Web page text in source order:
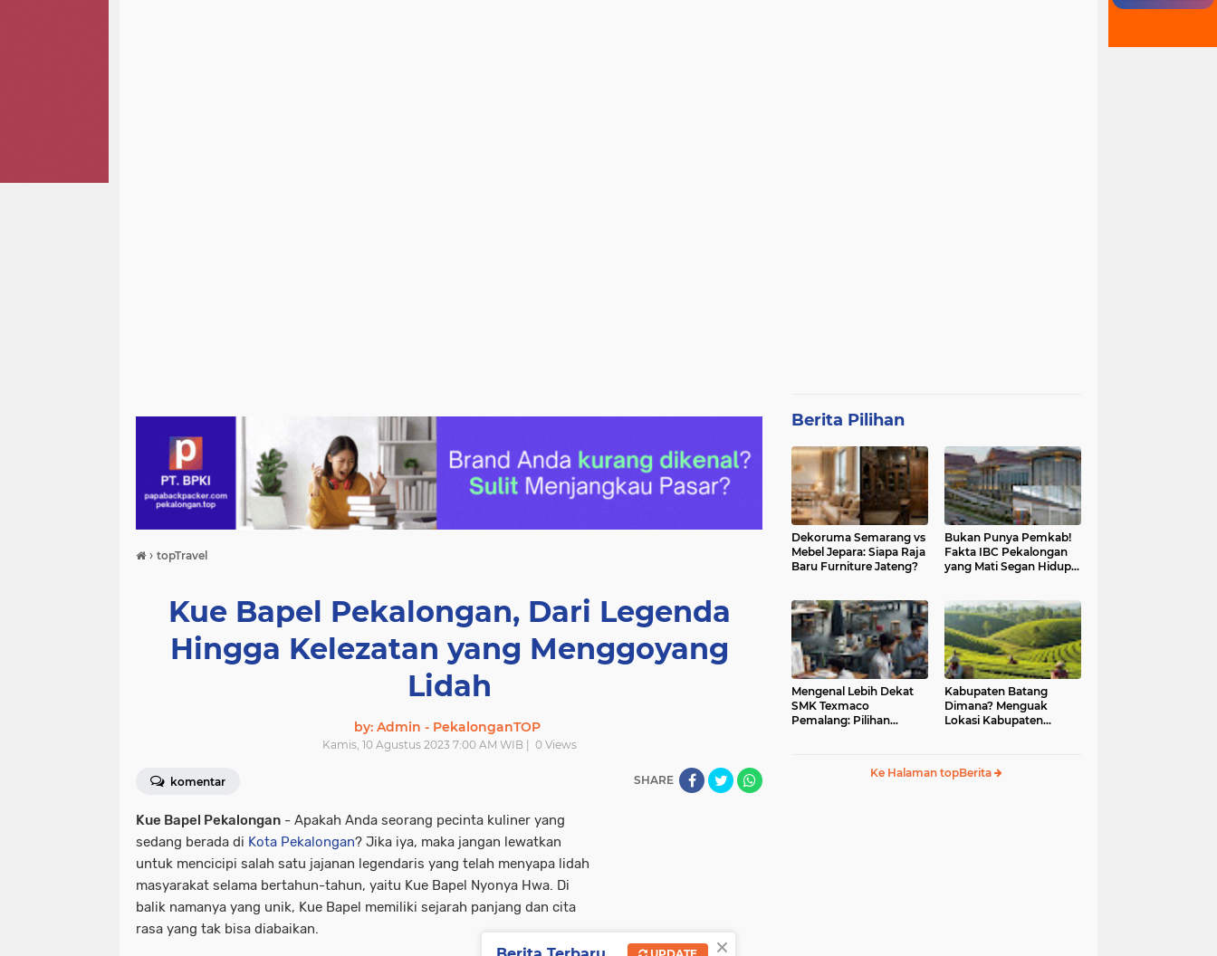
› topTravel
Kue Bapel Pekalongan, Dari Legenda
Hingga Kelezatan yang Menggoyang
Lidah
by: Admin - PekalonganTOP
Kamis, 10 Agustus 2023 7:00 AM WIB | 0Views
komentar SHARE
Kue Bapel Pekalongan - Apakah Anda seorang pecinta kuliner yang
sedang berada di Kota Pekalongan? Jika iya, maka jangan lewatkan
untuk mencicipi salah satu jajanan legendaris yang telah menyapa lidah
masyarakat selama bertahun-tahun, yaitu Kue Bapel Nyonya Hwa. Di
balik namanya yang unik, Kue Bapel memiliki sejarah panjang dan cita
rasa yang tak bisa diabaikan.
Berita Pilihan
Dekoruma Semarang vs
Mebel Jepara: Siapa Raja
Baru Furniture Jateng?
Bukan Punya Pemkab!
Fakta IBC Pekalongan
yang Mati Segan Hidup
Mengenal Lebih Dekat
SMK Texmaco
Pemalang: Pilihan
Kabupaten Batang
Dimana? Menguak
Lokasi Kabupaten
Ke Halaman topBerita
×